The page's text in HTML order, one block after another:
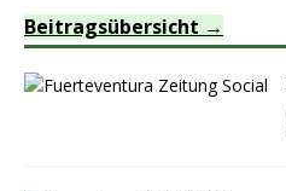
Beitragsübersicht